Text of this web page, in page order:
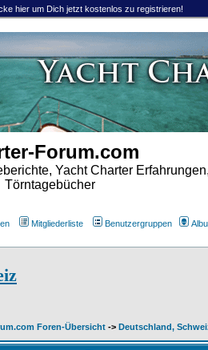
hier um Dich jetzt kostenlos zu registrieren!
Forum.com
Yacht Charter
Törntagebücher
Mitgliederliste Benutzergruppen
Foren-Übersicht -> Deutschland,